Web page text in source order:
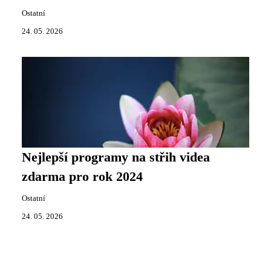
Ostatní
24. 05. 2026
Nejlepší programy na střih videa
zdarma pro rok 2024
Ostatní
24. 05. 2026